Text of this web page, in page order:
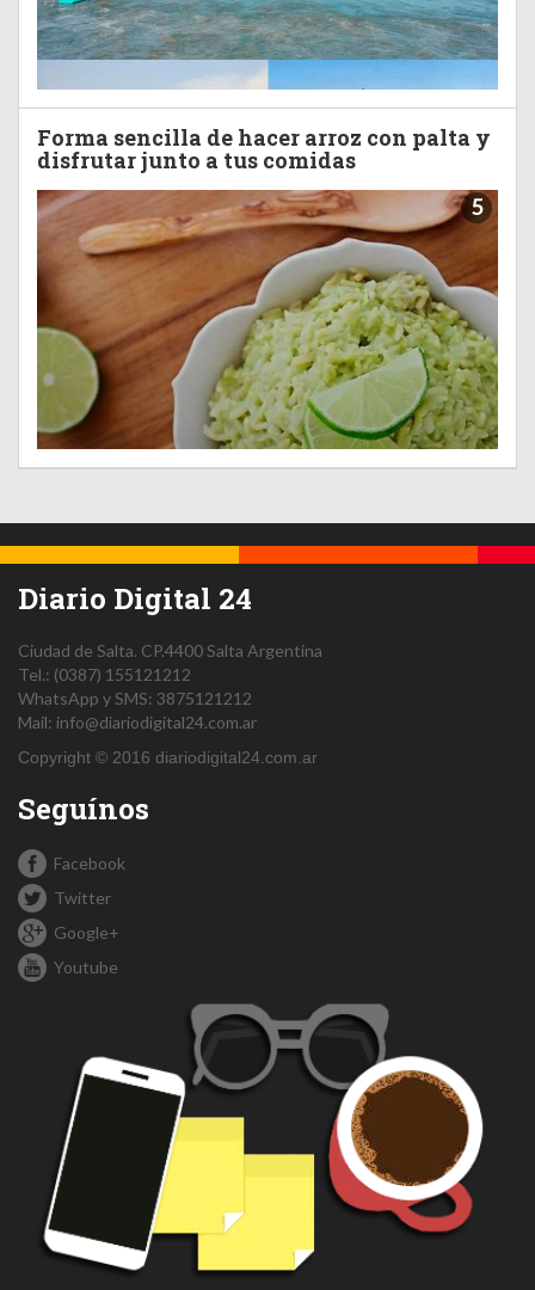
Forma sencilla de hacer arroz con palta y
disfrutar junto a tus comidas
5
Diario Digital 24
Ciudad de Salta. CP.4400Salta Argentina
Tel.: (0387) 155121212
WhatsApp y SMS: 3875121212
Mail: info@diariodigital24.com.ar
Copyright © 2016 diariodigital24.com.ar
Seguínos
Facebook
Twitter
Google+
Youtube